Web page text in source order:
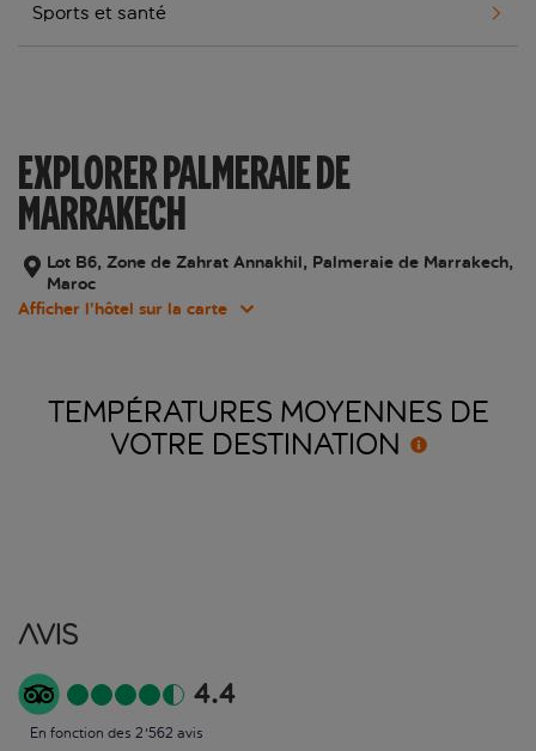
Sports et santé
EXPLORER PALMERAIE DE
MARRAKECH
Lot B6, Zone de Zahrat Annakhil, Palmeraie de Marrakech,
Maroc
Afficher l’hôtel sur la carte
TEMPÉRATURES MOYENNES DE
VOTRE DESTINATION
Avis
4.4
En fonction des 2'562 avis